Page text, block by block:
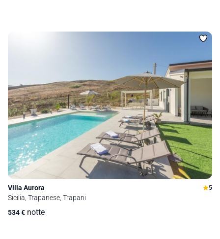
Villa Aurora 5
Sicilia, Trapanese, Trapani
534€ notte